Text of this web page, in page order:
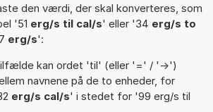
den værdi, der skal konverteres, som
'51 erg/s til cal/s' eller '34 erg/s to
erg/s':
kan ordet 'til' (eller '=' / '->')
navnene på de to enheder, for
erg/s cal/s' i stedet for '99 erg/s til